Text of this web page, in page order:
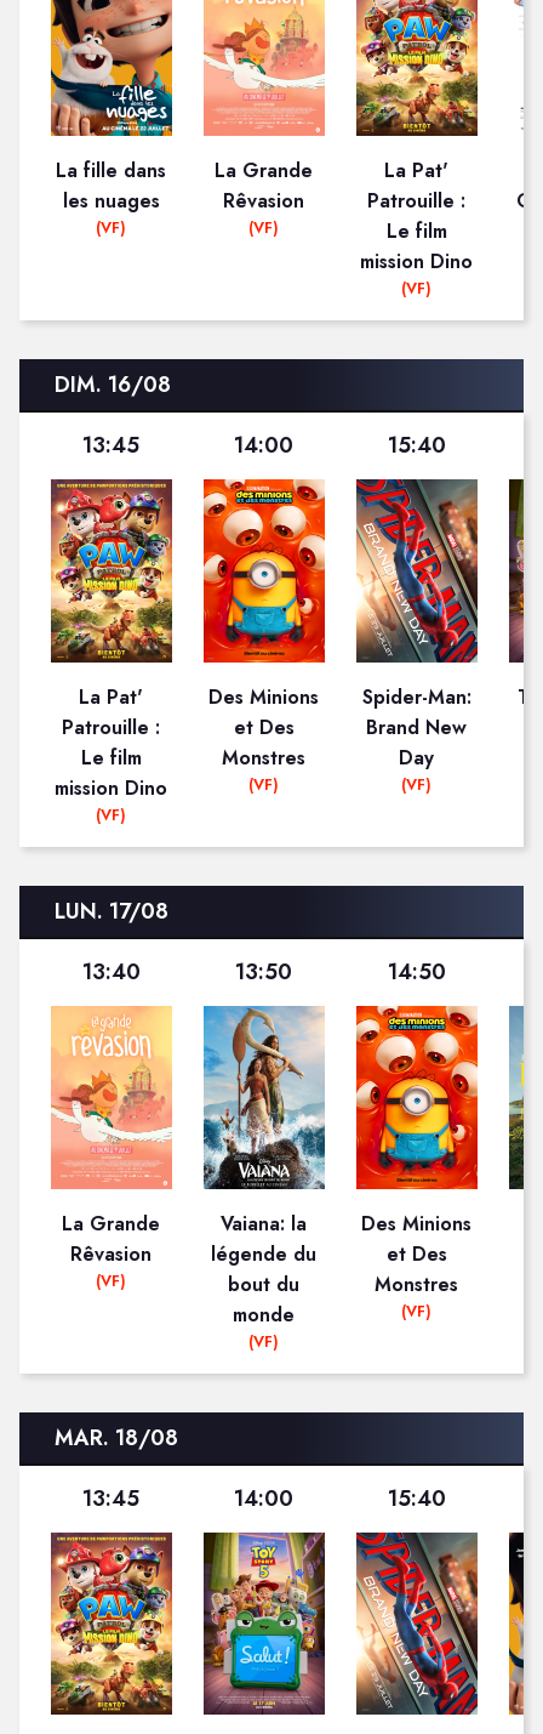
La fille dans
les nuages
(VF)
La Grande
Rêvasion
(VF)
La Pat'
Patrouille :
Le film
mission Dino
(VF)
DIM. 16/08
13:45
La Pat'
Patrouille :
Le film
mission Dino
(VF)
14:00
Des Minions
et Des
Monstres
(VF)
15:40
Spider-Man:
Brand New
Day
(VF)
LUN. 17/08
13:40
La Grande
Rêvasion
(VF)
13:50
Vaiana: la
légende du
bout du
monde
(VF)
14:50
Des Minions
et Des
Monstres
(VF)
MAR. 18/08
13:45
14:00 15:40